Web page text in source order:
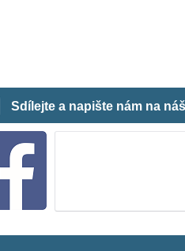
Sdílejte a napište nám na